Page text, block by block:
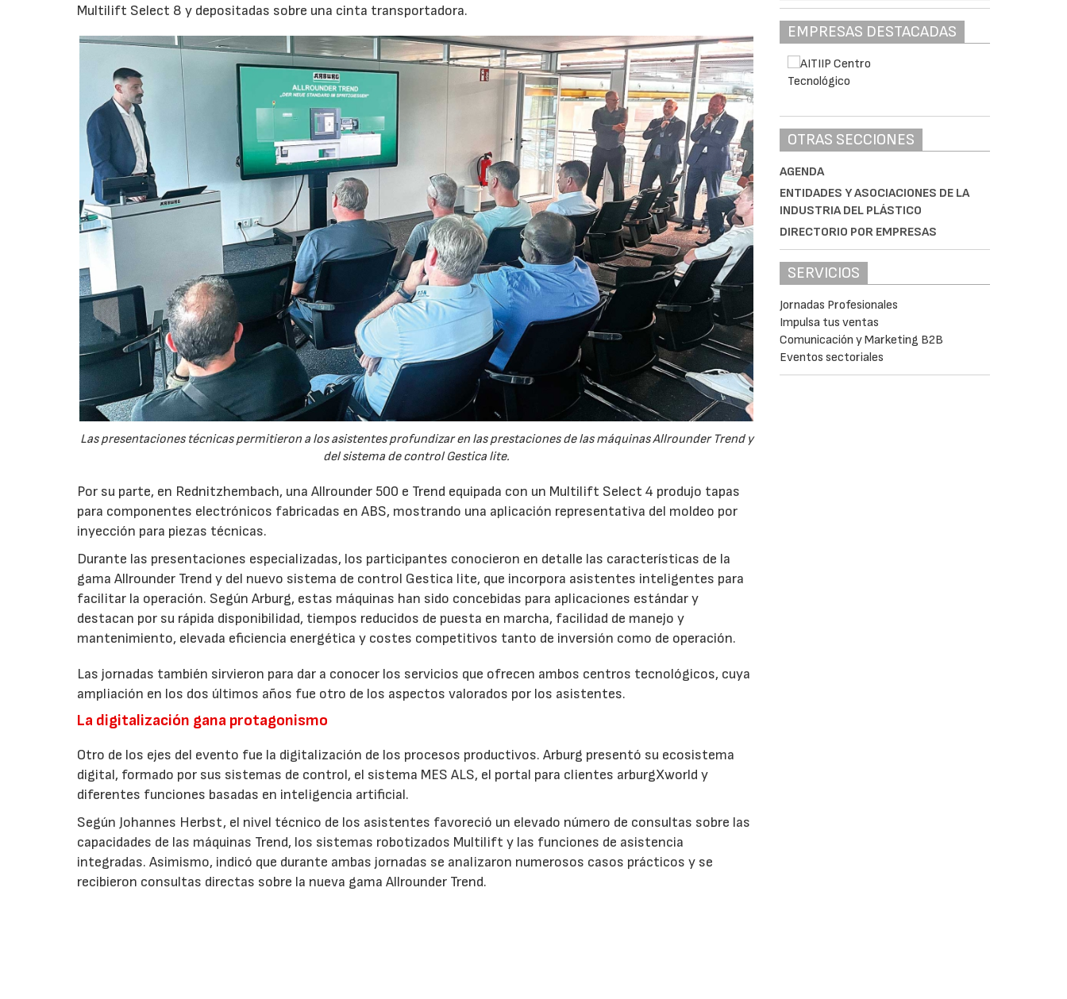
Multilift Select 8 y depositadas sobre una cinta transportadora.
Las presentaciones técnicas permitieron a los asistentes profundizar en las prestaciones de las máquinas Allrounder Trend y
del sistema de control Gestica lite.
Por su parte, en Rednitzhembach, una Allrounder 500 e Trend equipada con un Multilift Select 4 produjo tapas
para componentes electrónicos fabricadas en ABS, mostrando una aplicación representativa del moldeo por
inyección para piezas técnicas.
Durante las presentaciones especializadas, los participantes conocieron en detalle las características de la
gama Allrounder Trend y del nuevo sistema de control Gestica lite, que incorpora asistentes inteligentes para
facilitar la operación. Según Arburg, estas máquinas han sido concebidas para aplicaciones estándar y
destacan por su rápida disponibilidad, tiempos reducidos de puesta en marcha, facilidad de manejo y
mantenimiento, elevada eficiencia energética y costes competitivos tanto de inversión como de operación.
Las jornadas también sirvieron para dar a conocer los servicios que ofrecen ambos centros tecnológicos, cuya
ampliación en los dos últimos años fue otro de los aspectos valorados por los asistentes.
La digitalización gana protagonismo
Otro de los ejes del evento fue la digitalización de los procesos productivos. Arburg presentó su ecosistema
digital, formado por sus sistemas de control, el sistema MES ALS, el portal para clientes arburgXworld y
diferentes funciones basadas en inteligencia artificial.
Según Johannes Herbst, el nivel técnico de los asistentes favoreció un elevado número de consultas sobre las
capacidades de las máquinas Trend, los sistemas robotizados Multilift y las funciones de asistencia
integradas. Asimismo, indicó que durante ambas jornadas se analizaron numerosos casos prácticos y se
recibieron consultas directas sobre la nueva gama Allrounder Trend.
EMPRESAS DESTACADAS
OTRAS SECCIONES
AGENDA
ENTIDADES Y ASOCIACIONES DE LA
INDUSTRIA DEL PLÁSTICO
DIRECTORIO POR EMPRESAS
SERVICIOS
Jornadas Profesionales
Impulsa tus ventas
Comunicación y Marketing B2B
Eventos sectoriales